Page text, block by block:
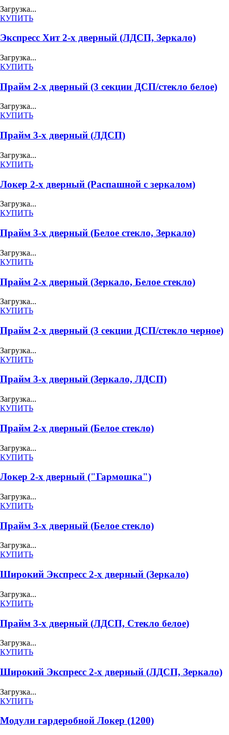
Загрузка...
КУПИТЬ
Экспресс Хит 2-х дверный (ЛДСП, Зеркало)
Загрузка...
КУПИТЬ
Прайм 2-х дверный (3 секции ДСП/стекло белое)
Загрузка...
КУПИТЬ
Прайм 3-х дверный (ЛДСП)
Загрузка...
КУПИТЬ
Локер 2-х дверный (Распашной с зеркалом)
Загрузка...
КУПИТЬ
Прайм 3-х дверный (Белое стекло, Зеркало)
Загрузка...
КУПИТЬ
Прайм 2-х дверный (Зеркало, Белое стекло)
Загрузка...
КУПИТЬ
Прайм 2-х дверный (3 секции ДСП/стекло черное)
Загрузка...
КУПИТЬ
Прайм 3-х дверный (Зеркало, ЛДСП)
Загрузка...
КУПИТЬ
Прайм 2-х дверный (Белое стекло)
Загрузка...
КУПИТЬ
Локер 2-х дверный ("Гармошка")
Загрузка...
КУПИТЬ
Прайм 3-х дверный (Белое стекло)
Загрузка...
КУПИТЬ
Широкий Экспресс 2-х дверный (Зеркало)
Загрузка...
КУПИТЬ
Прайм 3-х дверный (ЛДСП, Стекло белое)
Загрузка...
КУПИТЬ
Широкий Экспресс 2-х дверный (ЛДСП, Зеркало)
Загрузка...
КУПИТЬ
Модули гардеробной Локер (1200)